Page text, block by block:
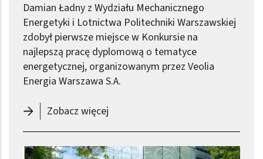
Damian Ładny z Wydziału Mechanicznego
Energetyki i Lotnictwa Politechniki Warszawskiej
zdobył pierwsze miejsce w Konkursie na
najlepszą pracę dyplomową o tematyce
energetycznej, organizowanym przez Veolia
Energia Warszawa S.A.
Zobacz więcej-